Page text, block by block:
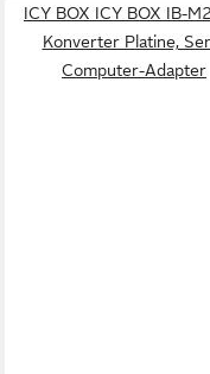
ICY BOX ICY BOX IB-
Konverter Platine,
Computer-Adapter